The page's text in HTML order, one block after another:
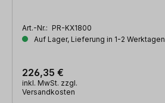
Art.-Nr.: PR-KX1800
Auf Lager, Lieferung in 1-2 Werktagen
226,35 €
inkl. MwSt. zzgl.
Versandkosten